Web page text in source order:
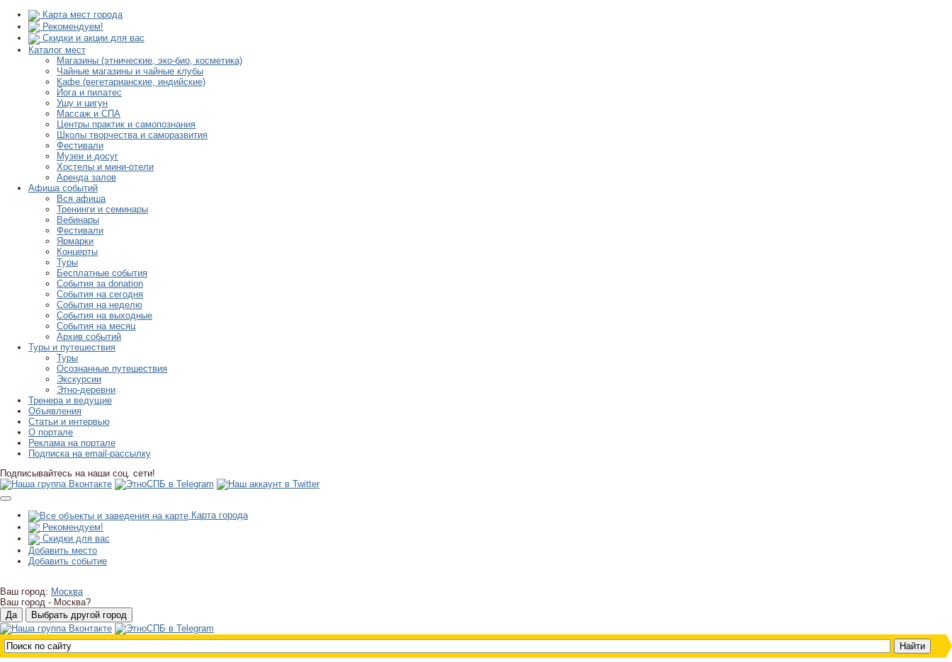
Карта мест города
Рекомендуем!
Скидки и акции для вас
Каталог мест
Магазины (этнические, эко-био, косметика)
Чайные магазины и чайные клубы
Кафе (вегетарианские, индийские)
Йога и пилатес
Ушу и цигун
Массаж и СПА
Центры практик и самопознания
Школы творчества и саморазвития
Фестивали
Музеи и досуг
Хостелы и мини-отели
Аренда залов
Афиша событий
Вся афиша
Тренинги и семинары
Вебинары
Фестивали
Ярмарки
Концерты
Туры
Бесплатные события
События за donation
События на сегодня
События на неделю
События на выходные
События на месяц
Архив событий
Туры и путешествия
Туры
Осознанные путешествия
Экскурсии
Этно-деревни
Тренера и ведущие
Объявления
Статьи и интервью
О портале
Реклама на портале
Подписка на email-рассылку
Подписывайтесь на наши соц. сети!
Карта города
Рекомендуем!
Скидки для вас
Добавить место
Добавить событие
Ваш город: Москва
Ваш город - Москва?